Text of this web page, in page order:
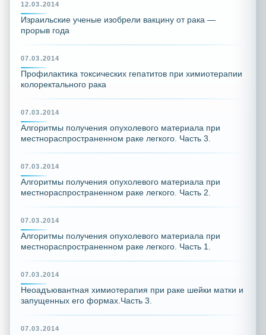
12.03.2014
Израильские ученые изобрели вакцину от рака —
прорыв года
07.03.2014
Профилактика токсических гепатитов при химиотерапии
колоректального рака
07.03.2014
Алгоритмы получения опухолевого материала при
местнораспространенном раке легкого. Часть 3.
07.03.2014
Алгоритмы получения опухолевого материала при
местнораспространенном раке легкого. Часть 2.
07.03.2014
Алгоритмы получения опухолевого материала при
местнораспространенном раке легкого. Часть 1.
07.03.2014
Неоадъювантная химиотерапия при раке шейки матки и
запущенных его формах.Часть 3.
07.03.2014